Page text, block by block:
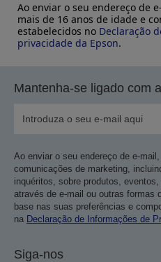
Ao enviar o seu endereço de
mais de 16 anos de idade e
estabelecidos no Declaração
privacidade da Epson.
Mantenha-se ligado com
Ao enviar o seu endereço de e-
comunicações de marketing,
inquéritos, sobre produtos,
através de e-mail ou outras formas
base nas suas preferências e
na Declaração de Informações de
Siga-nos